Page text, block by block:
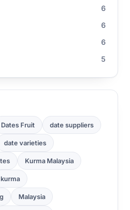
6
6
6
5
Dates Fruit date suppliers
date varieties
Kurma Malaysia
kurma
Malaysia